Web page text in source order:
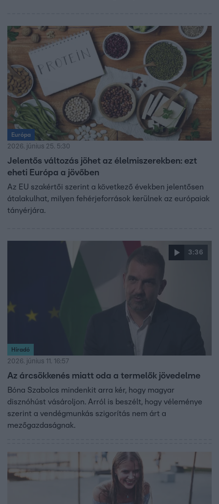
Európa
2026. június 25. 5:30
Jelentős változás jöhet az élelmiszerekben: ezt
eheti Európa a jövőben
Az EU szakértői szerint a következő években jelentősen
átalakulhat, milyen fehérjeforrások kerülnek az európaiak
tányérjára.
3:36
Híradó
2026. június 11. 16:57
Az árcsökkenés miatt oda a termelők jövedelme
Bóna Szabolcs mindenkit arra kér, hogy magyar
disznóhúst vásároljon. Arról is beszélt, hogy véleménye
szerint a vendégmunkás szigorítás nem árt a
mezőgazdaságnak.